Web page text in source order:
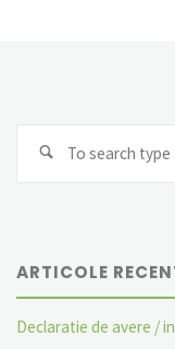
Search
ARTICOLE
Declaratie de avere /